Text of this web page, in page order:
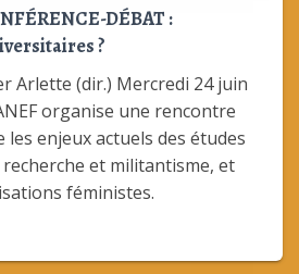
DÉBAT :
?
Arlette (dir.) Mercredi 24 juin
organise une rencontre
enjeux actuels des études
et militantisme, et
féministes.